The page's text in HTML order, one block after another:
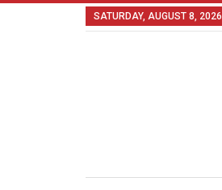
SATURDAY, AUGUST 8, 2026